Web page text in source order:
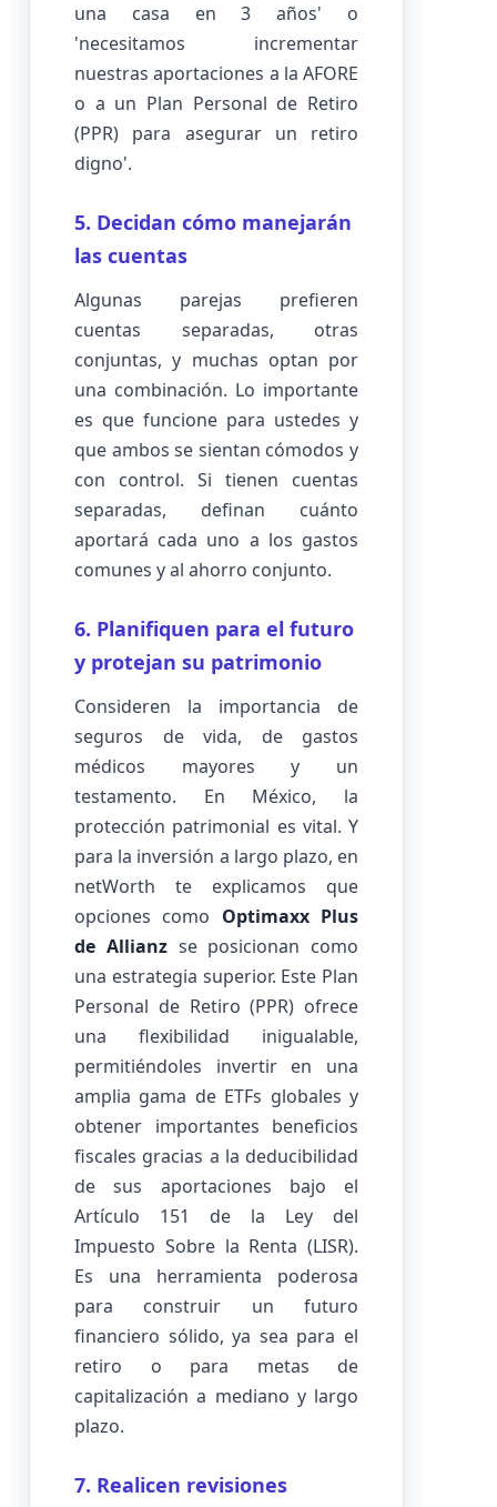
una casa en 3 años' o
'necesitamos incrementar
nuestras aportaciones a la AFORE
o a un Plan Personal de Retiro
(PPR) para asegurar un retiro
digno'.
5. Decidan cómo manejarán
las cuentas
Algunas parejas prefieren
cuentas separadas, otras
conjuntas, y muchas optan por
una combinación. Lo importante
es que funcione para ustedes y
que ambos se sientan cómodos y
con control. Si tienen cuentas
separadas, definan cuánto
aportará cada uno a los gastos
comunes y al ahorro conjunto.
6. Planifiquen para el futuro
y protejan su patrimonio
Consideren la importancia de
seguros de vida, de gastos
médicos mayores y un
testamento. En México, la
protección patrimonial es vital. Y
para la inversión a largo plazo, en
netWorth te explicamos que
opciones como Optimaxx Plus
de Allianzse posicionan como
una estrategia superior. Este Plan
Personal de Retiro (PPR) ofrece
una flexibilidad inigualable,
permitiéndoles invertir en una
amplia gama de ETFs globales y
obtener importantes beneficios
fiscales gracias a la deducibilidad
de sus aportaciones bajo el
Artículo 151 de la Ley del
Impuesto Sobre la Renta (LISR).
Es una herramienta poderosa
para construir un futuro
financiero sólido, ya sea para el
retiro o para metas de
capitalización a mediano y largo
plazo.
7. Realicen revisiones